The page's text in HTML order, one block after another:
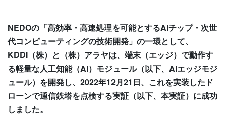
NEDOの「高効率・高速処理を可能とするAIチップ・次世
代コンピューティングの技術開発」の一環として、
KDDI（株）と（株）アラヤは、端末（エッジ）で動作す
る軽量な人工知能（AI）モジュール（以下、AIエッジモジ
ュール）を開発し、2022年12月21日、これを実装したド
ローンで通信鉄塔を点検する実証（以下、本実証）に成功
しました。